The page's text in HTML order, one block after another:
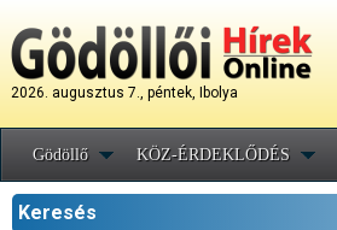
2026. augusztus 7., péntek, Ibolya
Gödöllő KÖZ-ÉRDEKLŐDÉS
Keresés